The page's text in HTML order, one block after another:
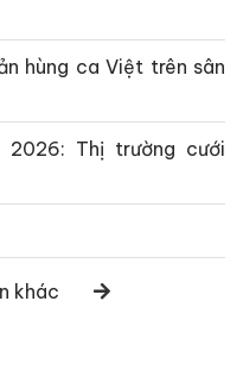
hùng ca Việt trên sân
2026: Thị trường cưới
khác